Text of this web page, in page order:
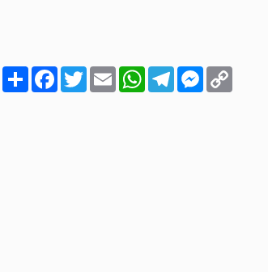
ا
ن
ش
F
a
c
T
w
i
E
m
a
W
h
a
T
e
l
M
e
s
C
o
p